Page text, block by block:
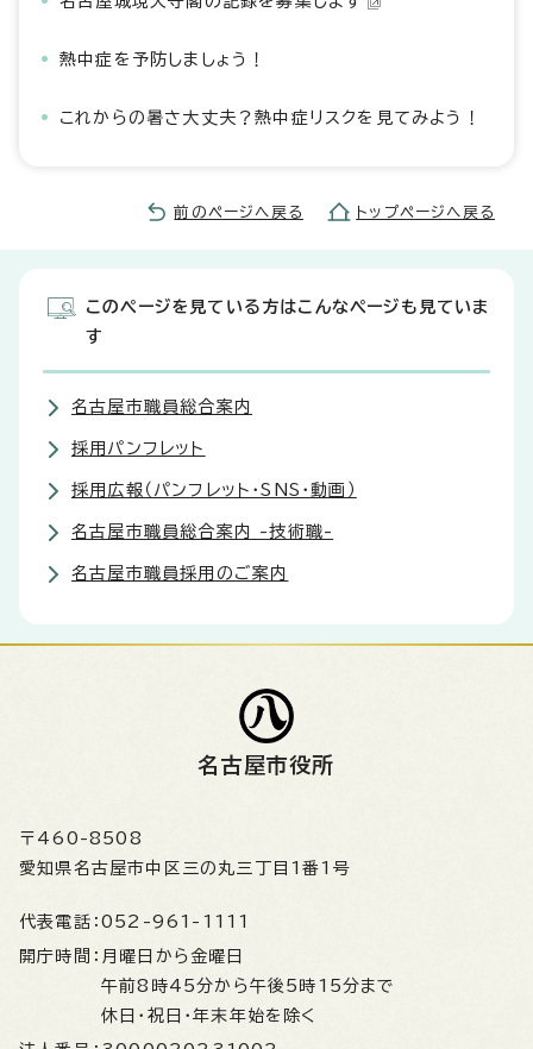
熱中症を予防しましょう！
これからの暑さ大丈夫？熱中症リスクを見てみよう！
前のページへ戻る トップページへ戻る
このページを見ている方はこんなページも見ていま
す
名古屋市職員総合案内
採用パンフレット
採用広報（パンフレット・SNS・動画）
名古屋市職員総合案内 -技術職-
名古屋市職員採用のご案内
名古屋市役所
〒460-8508
愛知県名古屋市中区三の丸三丁目1番1号
代表電話： 052-961-1111
開庁時間： 月曜日から金曜日
午前8時45分から午後5時15分まで
休日・祝日・年末年始を除く